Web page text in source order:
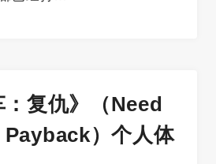
：复仇》（Need
）个人体